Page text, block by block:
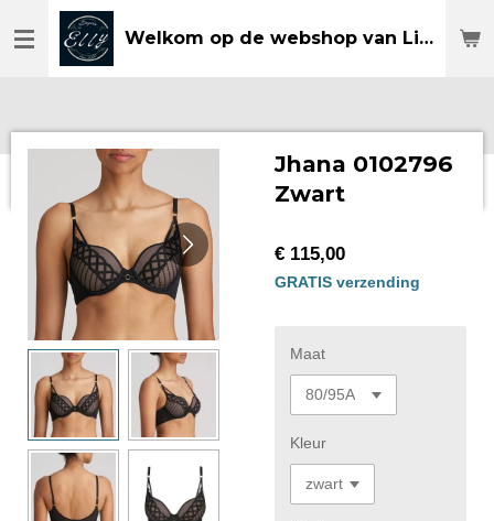
direct
Welkom op de webshop van Lingerie Elly
Jhana 0102796
Zwart
€ 115,00
GRATIS verzending
Maat
Kleur